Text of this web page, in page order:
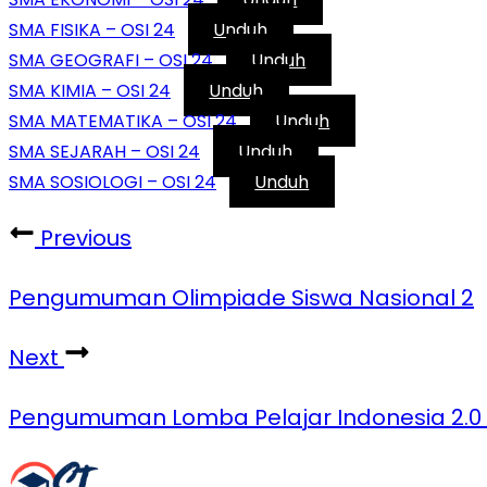
SMA FISIKA – OSI 24
Unduh
SMA GEOGRAFI – OSI 24
Unduh
SMA KIMIA – OSI 24
Unduh
SMA MATEMATIKA – OSI 24
Unduh
SMA SEJARAH – OSI 24
Unduh
SMA SOSIOLOGI – OSI 24
Unduh
Previous
Pengumuman Olimpiade Siswa Nasional 2
Next
Pengumuman Lomba Pelajar Indonesia 2.0